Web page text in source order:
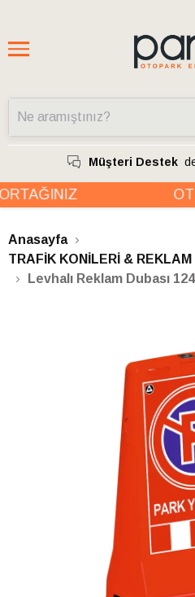
Müşteri Destek
Anasayfa
TRAFİK KONİLERİ &
Levhalı Reklam Dubası